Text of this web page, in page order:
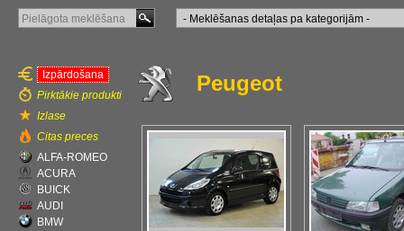
Izpārdošana
Pirktākie produkti
Izlase
Citas preces
ALFA-ROMEO
ACURA
BUICK
AUDI
BMW
Peugeot